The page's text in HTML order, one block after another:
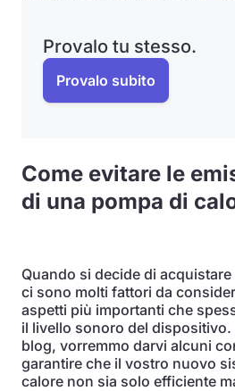
Provalo tu stesso.
Provalo subito
Come evitare le
di una pompa di
Quando si decide di
ci sono molti fattori da
aspetti più importanti che
il livello sonoro del
blog, vorremmo darvi alcuni
garantire che il vostro nuovo
calore non sia solo efficiente